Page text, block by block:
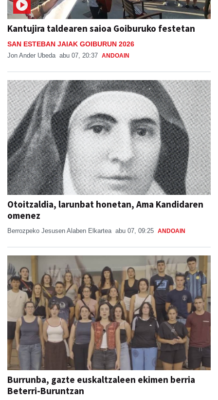
Kantujira taldearen saioa Goiburuko festetan
SAN ESTEBAN JAIAK GOIBURUN 2026
Jon Ander Ubeda abu 07, 20:37 ANDOAIN
Otoitzaldia, larunbat honetan, Ama Kandidaren
omenez
Berrozpeko Jesusen Alaben Elkartea abu 07, 09:25 ANDOAIN
Burrunba, gazte euskaltzaleen ekimen berria
Beterri-Buruntzan